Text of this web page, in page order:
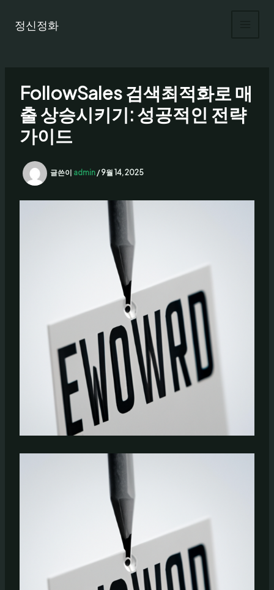
정신정화
FollowSales 검색최적화로 매
출 상승시키기: 성공적인 전략
가이드
글쓴이 admin/9월 14, 2025